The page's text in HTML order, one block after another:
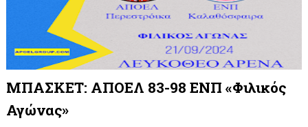
ΜΠΑΣΚΕΤ: ΑΠΟΕΛ 83-98 ΕΝΠ «Φιλικός
Αγώνας»